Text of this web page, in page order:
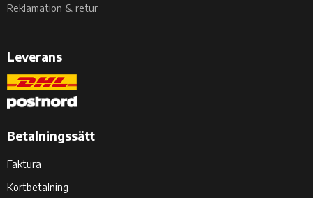
Reklamation & retur
Leverans
Betalningssätt
Faktura
Kortbetalning